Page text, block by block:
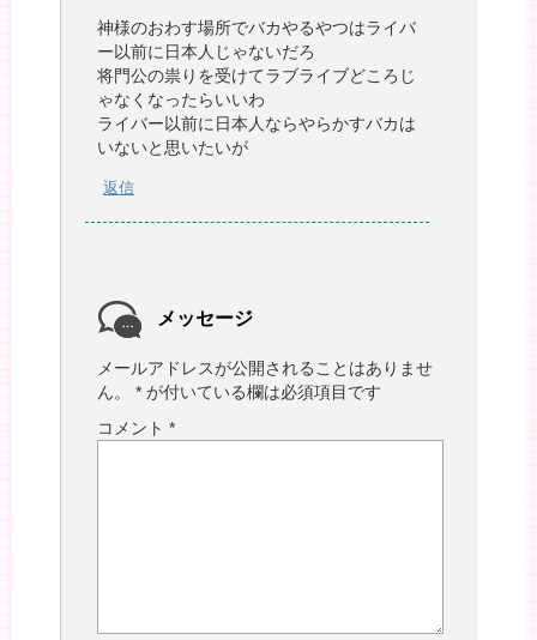
神様のおわす場所でバカやるやつはライバ
ー以前に日本人じゃないだろ
将門公の祟りを受けてラブライブどころじ
ゃなくなったらいいわ
ライバー以前に日本人ならやらかすバカは
いないと思いたいが
返信
メッセージ
メールアドレスが公開されることはありませ
ん。
* が付いている欄は必須項目です
コメント *